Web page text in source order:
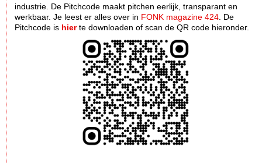
industrie. De Pitchcode maakt pitchen eerlijk, transparant en
werkbaar. Je leest er alles over in FONK magazine 424. De
Pitchcode is hierte downloaden of scan de QR code hieronder.